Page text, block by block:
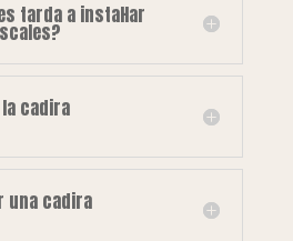
tarda a instal·lar
cadira
una cadira